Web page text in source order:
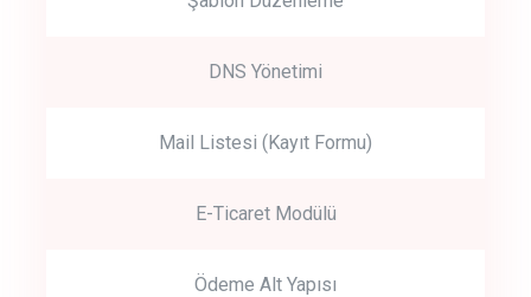
DNS Yönetimi
Mail Listesi (Kayıt Formu)
E-Ticaret Modülü
Ödeme Alt Yapısı